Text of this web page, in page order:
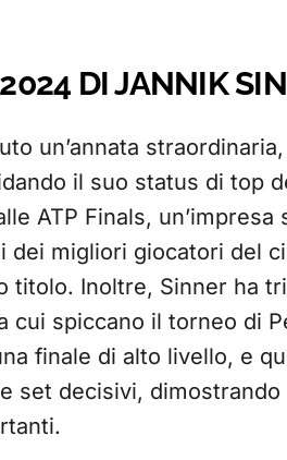
DI JANNIK
un’annata
il suo status di top
ATP Finals,
dei migliori giocatori del
titolo. Inoltre, Sinner ha
cui spiccano il torneo di
finale di alto livello, e
set decisivi,